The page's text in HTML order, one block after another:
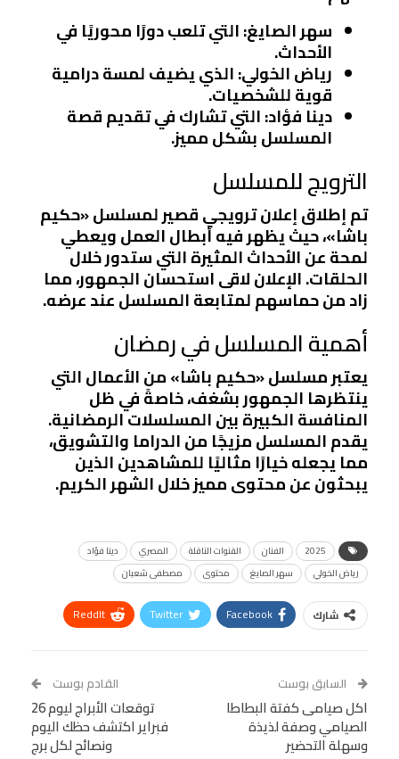
سهر الصايغ: التي تلعب دورًا محوريًا في
الأحداث.
رياض الخولي: الذي يضيف لمسة درامية
قوية للشخصيات.
دينا فؤاد: التي تشارك في تقديم قصة
المسلسل بشكل مميز.
الترويج للمسلسل
تم إطلاق إعلان ترويجي قصير لمسلسل «حكيم
باشا»، حيث يظهر فيه أبطال العمل ويعطي
لمحة عن الأحداث المثيرة التي ستدور خلال
الحلقات. الإعلان لاقى استحسان الجمهور، مما
زاد من حماسهم لمتابعة المسلسل عند عرضه.
أهمية المسلسل في رمضان
يعتبر مسلسل «حكيم باشا» من الأعمال التي
ينتظرها الجمهور بشغف، خاصةً في ظل
المنافسة الكبيرة بين المسلسلات الرمضانية.
يقدم المسلسل مزيجًا من الدراما والتشويق،
مما يجعله خيارًا مثاليًا للمشاهدين الذين
يبحثون عن محتوى مميز خلال الشهر الكريم.
2025 الفنان القنوات الناقلة المصري
دينا فؤاد
رياض الخولي
سهر الصايغ محتوى مصطفى شعبان
شارك Facebook
Twitter
ReddIt
Tumblr
البريد الإلكتروني
StumbleUpon
VK
Digg
LINE
BlackBerry
Viber
السابق بوست
اكل صيامى كفتة البطاطا
الصيامي وصفة لذيذة
وسهلة التحضير
القادم بوست
توقعات الأبراج ليوم 26
فبراير اكتشف حظك اليوم
ونصائح لكل برج